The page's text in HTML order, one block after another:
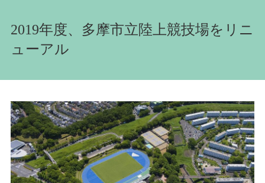
2019年度、多摩市立陸上競技場をリニ
ューアル